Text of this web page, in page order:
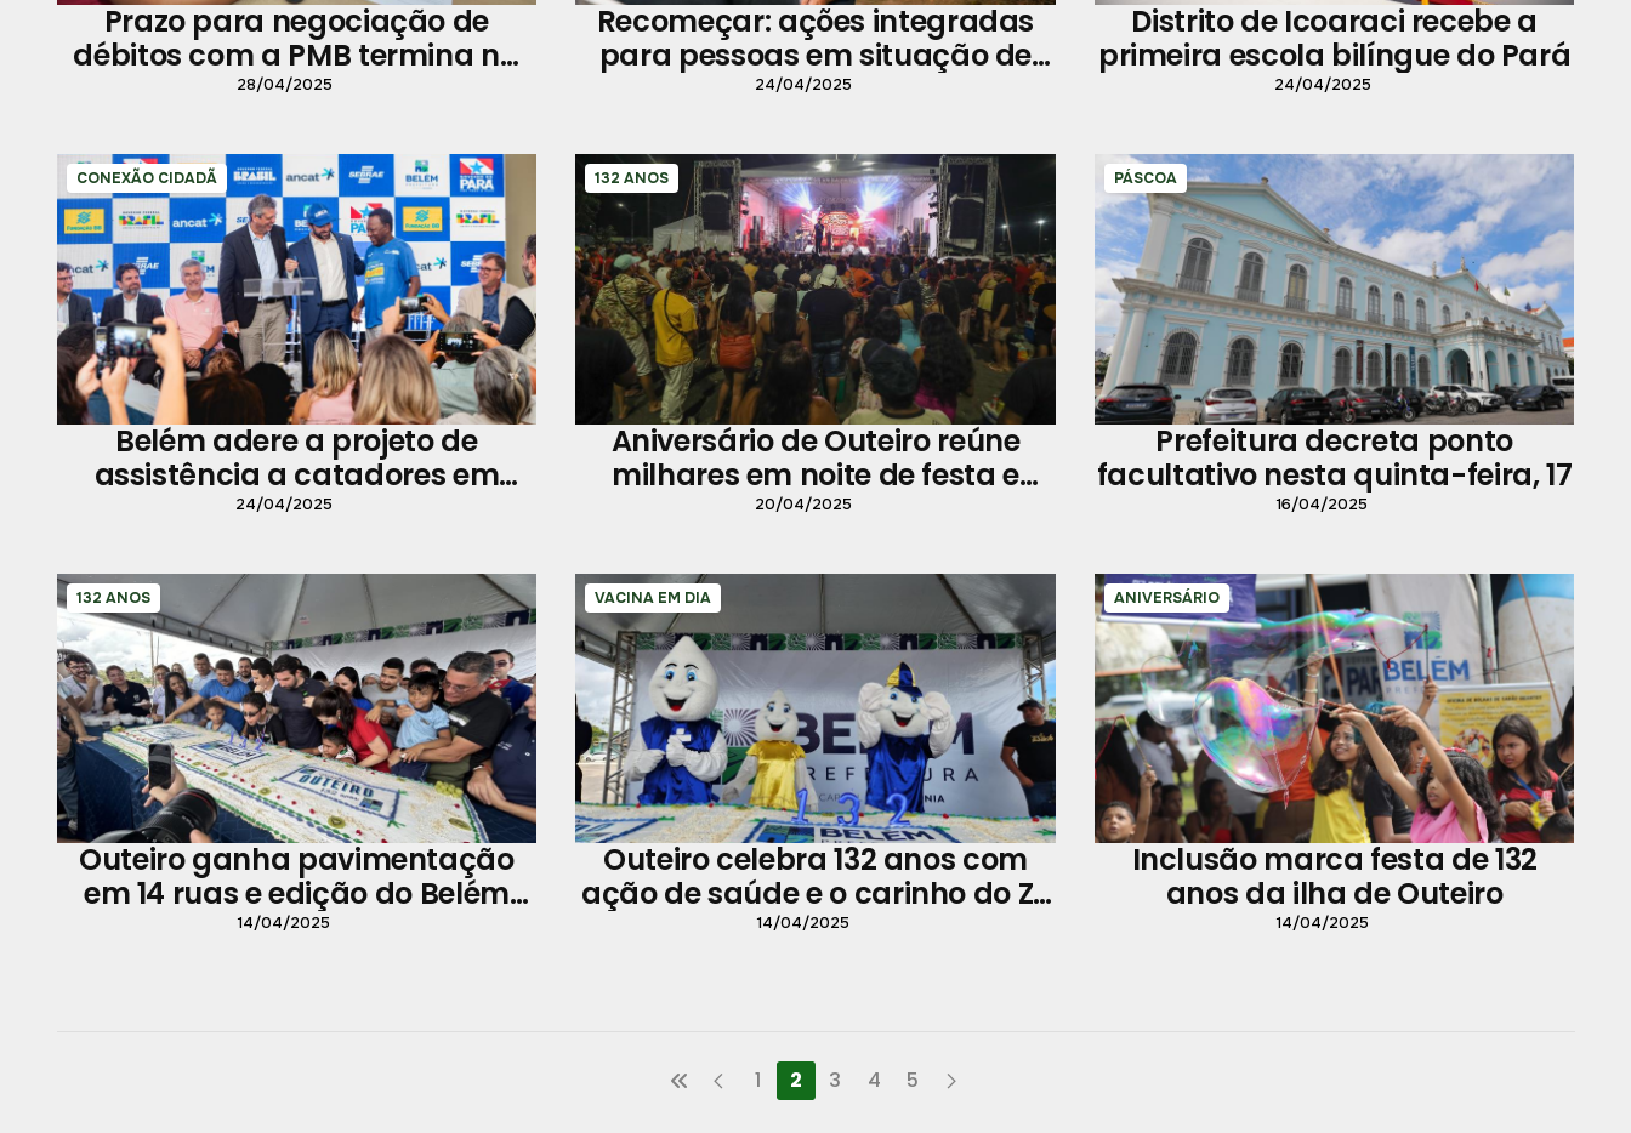
Prazo para negociação de
débitos com a PMB termina na
quarta-feira, 30
28/04/2025
Recomeçar: ações integradas
para pessoas em situação de
rua
24/04/2025
Distrito de Icoaraci recebe a
primeira escola bilíngue do Pará
24/04/2025
CONEXÃO CIDADÃ
Belém adere a projeto de
assistência a catadores em
situação de rua
24/04/2025
132 ANOS
Aniversário de Outeiro reúne
milhares em noite de festa e
shows
20/04/2025
PÁSCOA
Prefeitura decreta ponto
facultativo nesta quinta-feira, 17
16/04/2025
132 ANOS
Outeiro ganha pavimentação
em 14 ruas e edição do Belém
pra Todos
14/04/2025
VACINA EM DIA
Outeiro celebra 132 anos com
ação de saúde e o carinho do Zé
Gotinha
14/04/2025
ANIVERSÁRIO
Inclusão marca festa de 132
anos da ilha de Outeiro
14/04/2025
1 2 3 4 5